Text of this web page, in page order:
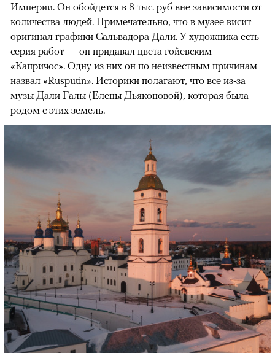
Империи. Он обойдется в 8 тыс. руб вне зависимости от
количества людей. Примечательно, что в музее висит
оригинал графики Сальвадора Дали. У художника есть
серия работ — он придавал цвета гойевским
«Капричос». Одну из них он по неизвестным причинам
назвал «Rusputin». Историки полагают, что все из-за
музы Дали Галы (Елены Дьяконовой), которая была
родом с этих земель.